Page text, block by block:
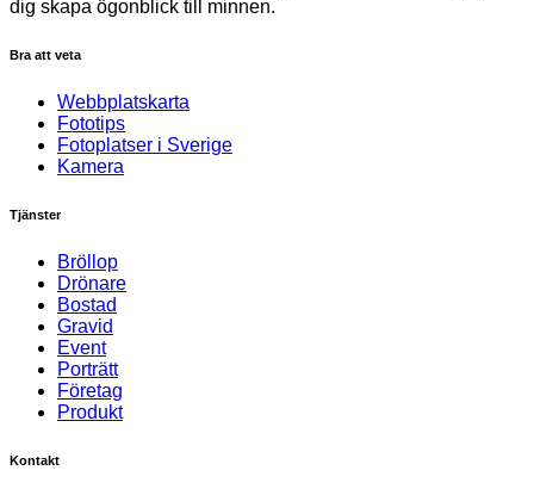
dig skapa ögonblick till minnen.
Bra att veta
Webbplatskarta
Fototips
Fotoplatser i Sverige
Kamera
Tjänster
Bröllop
Drönare
Bostad
Gravid
Event
Porträtt
Företag
Produkt
Kontakt